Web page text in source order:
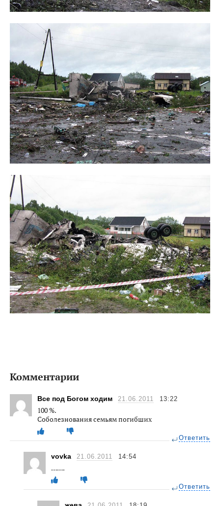
Комментарии
Все под Богом ходим 21.06.2011 13:22
100 %.
Соболезнования семьям погибших
Ответить
vovka 21.06.2011 14:54
…….
Ответить